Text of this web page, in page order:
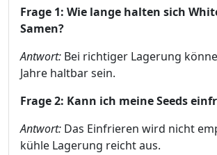
Frage 1: Wie lange halten sich
Samen?
Antwort: Bei richtiger Lagerung
Jahre haltbar sein.
Frage 2: Kann ich meine Seeds
Antwort: Das Einfrieren wird nicht
kühle Lagerung reicht aus.